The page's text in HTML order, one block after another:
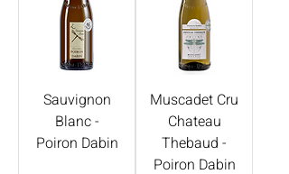
Sauvignon
Blanc -
Poiron Dabin
Muscadet Cru
Chateau
Thebaud -
Poiron Dabin